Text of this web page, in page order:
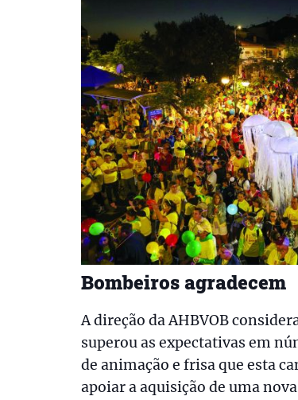
Bombeiros agradecem
A direção da AHBVOB
superou as expectativas em
de animação e frisa que esta
apoiar a aquisição de uma